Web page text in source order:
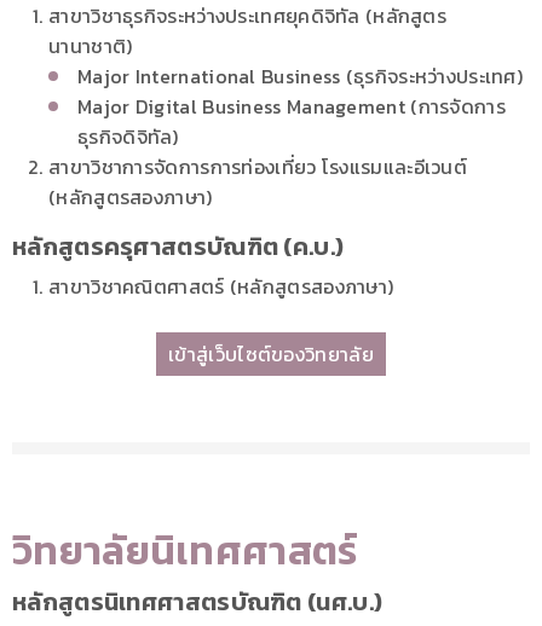
สาขาวิชาธุรกิจระหว่างประเทศยุคดิจิทัล (หลักสูตร
นานาชาติ)
Major International Business (ธุรกิจระหว่างประเทศ)
Major Digital Business Management (การจัดการ
ธุรกิจดิจิทัล)
สาขาวิชาการจัดการการท่องเที่ยว โรงแรมและอีเวนต์
(หลักสูตรสองภาษา)
หลักสูตรครุศาสตรบัณฑิต (ค.บ.)
สาขาวิชาคณิตศาสตร์ (หลักสูตรสองภาษา)
เข้าสู่เว็บไซต์ของวิทยาลัย
วิทยาลัยนิเทศศาสตร์
หลักสูตรนิเทศศาสตรบัณฑิต (นศ.บ.)